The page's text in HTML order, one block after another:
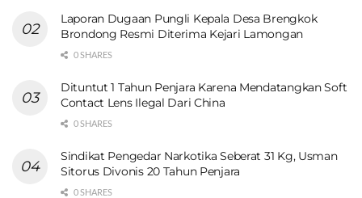
Laporan Dugaan Pungli Kepala Desa Brengkok
Brondong Resmi Diterima Kejari Lamongan
0 SHARES
Dituntut 1 Tahun Penjara Karena Mendatangkan Soft
Contact Lens Ilegal Dari China
0 SHARES
Sindikat Pengedar Narkotika Seberat 31 Kg, Usman
Sitorus Divonis 20 Tahun Penjara
0 SHARES